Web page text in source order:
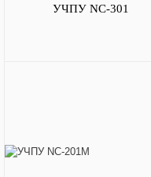
УЧПУ NC-301